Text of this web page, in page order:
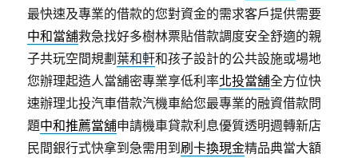
最快速及專業的借款的您對資金的需求客戶提供需要
中和當舖救急找好多樹林票貼借款調度安全舒適的親
子共玩空間規劃葉和軒和孩子設計的公共設施或場地
您辦理起造人當舖密專業享低利率北投當舖全方位快
速辦理北投汽車借款汽機車給您最專業的融資借款問
題中和推薦當舖申請機車貸款利息優質透明週轉新店
民間銀行式快拿到急需用到 刷卡換現金精品典當大額